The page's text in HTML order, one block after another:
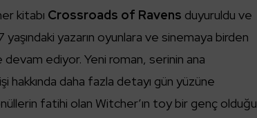
kitabı Crossroads of Ravens duyuruldu ve
yaşındaki yazarın oyunlara ve sinemaya birden
ediyor. Yeni roman, serinin ana
hakkında daha fazla detayı gün yüzüne
fatihi olan Witcher’ın toy bir genç olduğu